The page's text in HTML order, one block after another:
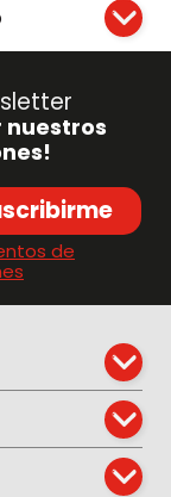
nuestros
de